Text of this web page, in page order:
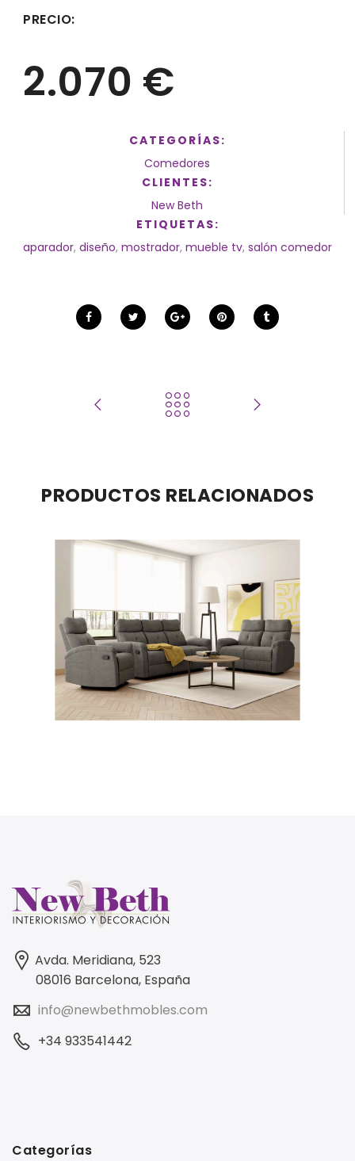
PRECIO:
2.070 €
CATEGORÍAS:
Comedores
CLIENTES:
New Beth
ETIQUETAS:
aparador, diseño, mostrador, mueble tv, salón comedor
PRODUCTOS RELACIONADOS
Avda. Meridiana, 523
08016 Barcelona, España
info@newbethmobles.com
+34 933541442
Categorías